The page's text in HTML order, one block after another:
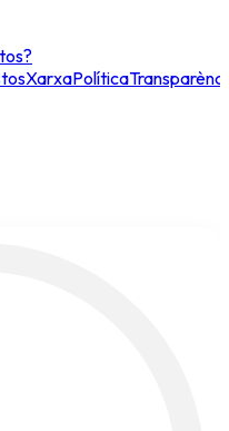
XarxaPolítica